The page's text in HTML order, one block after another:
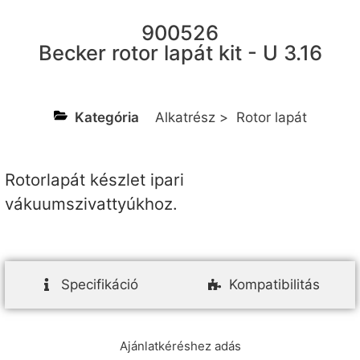
900526
Becker rotor lapát kit - U 3.16
Kategória Alkatrész > Rotor lapát
Rotorlapát készlet ipari
vákuumszivattyúkhoz.
Specifikáció Kompatibilitás
Ajánlatkéréshez adás